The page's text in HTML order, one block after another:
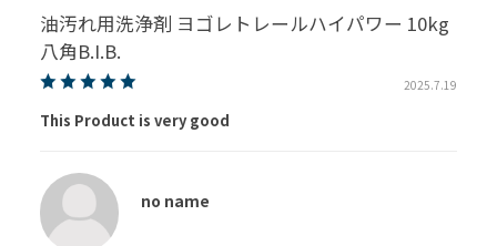
油汚れ用洗浄剤 ヨゴレトレールハイパワー 10kg
八角B.I.B.
2025.7.19
This Product is very good
no name